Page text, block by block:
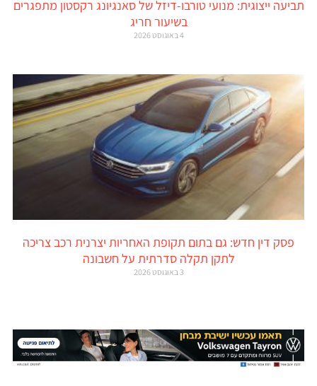
תביעה ייצוגית: מנועי טורבו-דיזל של סאנגיונג רקסטון מתפגרים
בשיעור חריג
4 באוגוסט 2026
פסק דין חדש: גם בתום תקופת האחריות יצרנית רכב צריכה
לתקן תקלה סדרתית על חשבונה
3 באוגוסט 2026